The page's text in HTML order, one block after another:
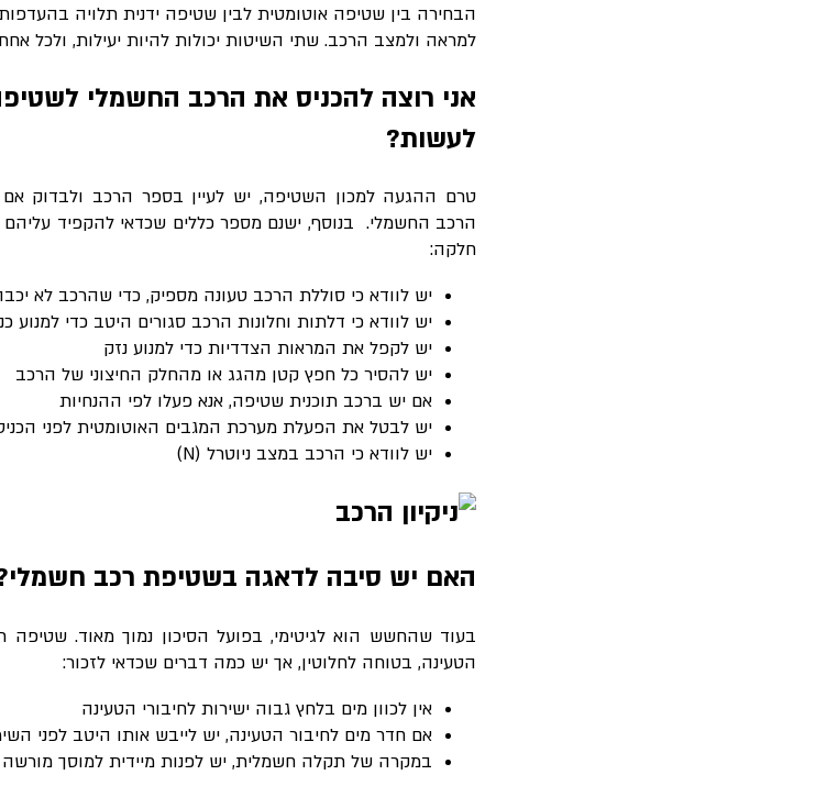
הבחירה בין שטיפה אוטומטית לבין שטיפה ידנית תלויה
למראה ולמצב הרכב. שתי השיטות יכולות להיות יעילות, ולכל
אני רוצה להכניס את הרכב החשמלי
לעשות?
טרם ההגעה למכון השטיפה, יש לעיין בספר הרכב ולבדוק אם
הרכב החשמלי. בנוסף, ישנם מספר כללים שכדאי להקפיד
חלקה:
יש לוודא כי סוללת הרכב טעונה מספיק, כדי שהרכב לא
יש לוודא כי דלתות וחלונות הרכב סגורים היטב כדי למנוע
יש לקפל את המראות הצדדיות כדי למנוע נזק
יש להסיר כל חפץ קטן מהגג או מהחלק החיצוני של הרכב
אם יש ברכב תוכנית שטיפה, אנא פעלו לפי ההנחיות
יש לבטל את הפעלת מערכת המגבים האוטומטית לפני
יש לוודא כי הרכב במצב ניוטרל (N
)
האם יש סיבה לדאגה בשטיפת רכב
בעוד שהחשש הוא לגיטימי, בפועל הסיכון נמוך מאוד. שטיפה
הטעינה, בטוחה לחלוטין, אך יש כמה דברים שכדאי לזכור:
אין לכוון מים בלחץ גבוה ישירות לחיבורי הטעינה
אם חדר מים לחיבור הטעינה, יש לייבש אותו היטב לפני
במקרה של תקלה חשמלית, יש לפנות מיידית למוסך מורשה